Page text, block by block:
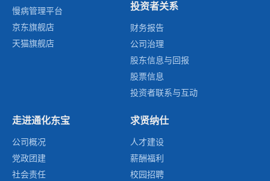
慢病管理平台
京东旗舰店
天猫旗舰店
投资者关系
财务报告
公司治理
股东信息与回报
股票信息
投资者联系与互动
走进通化东宝
公司概况
党政团建
社会责任
求贤纳仕
人才建设
薪酬福利
校园招聘